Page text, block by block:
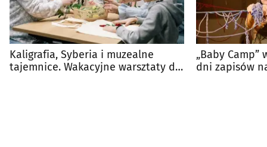
Kaligrafia, Syberia i muzealne
tajemnice. Wakacyjne warsztaty dla
„Baby Camp”
dni zapisów